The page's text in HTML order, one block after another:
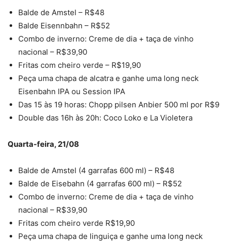
Balde de Amstel – R$48
Balde Eisennbahn – R$52
Combo de inverno: Creme de dia + taça de vinho
nacional – R$39,90
Fritas com cheiro verde – R$19,90
Peça uma chapa de alcatra e ganhe uma long neck
Eisenbahn IPA ou Session IPA
Das 15 às 19 horas: Chopp pilsen Anbier 500 ml por R$9
Double das 16h às 20h: Coco Loko e La Violetera
Quarta-feira, 21/08
Balde de Amstel (4 garrafas 600 ml) – R$48
Balde de Eisebahn (4 garrafas 600 ml) – R$52
Combo de inverno: Creme de dia + taça de vinho
nacional – R$39,90
Fritas com cheiro verde R$19,90
Peça uma chapa de linguiça e ganhe uma long neck